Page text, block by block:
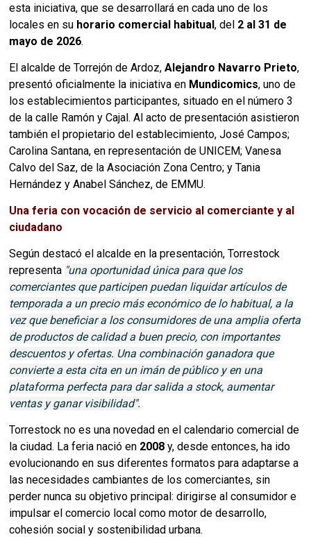
esta iniciativa, que se desarrollará en cada uno de los
locales en su horario comercial habitual, del 2 al 31 de
mayo de 2026.
El alcalde de Torrejón de Ardoz,Alejandro Navarro Prieto,
presentó oficialmente la iniciativa en Mundicomics, uno de
los establecimientos participantes, situado en el número 3
de la calle Ramón y Cajal. Al acto de presentación asistieron
también el propietario del establecimiento, José Campos;
Carolina Santana, en representación de UNICEM; Vanesa
Calvo del Saz, de la Asociación Zona Centro; y Tania
Hernández y Anabel Sánchez, de EMMU.
Una feria con vocación de servicio al comerciante y al
ciudadano
Según destacó el alcalde en la presentación, Torrestock
representa "una oportunidad única para que los
comerciantes que participen puedan liquidar artículos de
temporada a un precio más económico de lo habitual, a la
vez que beneficiar a los consumidores de una amplia oferta
de productos de calidad a buen precio, con importantes
descuentos y ofertas. Una combinación ganadora que
convierte a esta cita en un imán de público y en una
plataforma perfecta para dar salida a stock, aumentar
ventas y ganar visibilidad".
Torrestock no es una novedad en el calendario comercial de
la ciudad. La feria nació en 2008 y, desde entonces, ha ido
evolucionando en sus diferentes formatos para adaptarse a
las necesidades cambiantes de los comerciantes, sin
perder nunca su objetivo principal: dirigirse al consumidor e
impulsar el comercio local como motor de desarrollo,
cohesión social y sostenibilidad urbana.